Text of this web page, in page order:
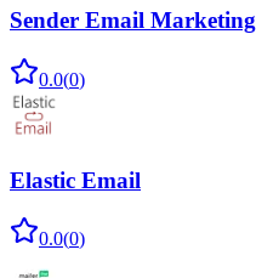
Sender Email Marketing
0.0(0)
Elastic Email
0.0(0)